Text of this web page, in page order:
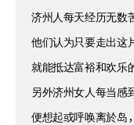
济州人每天经历无数
他们认为只要走出这
就能抵达富裕和欢乐
另外济州女人每当感
便想起或呼唤离於岛